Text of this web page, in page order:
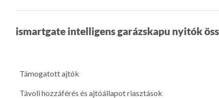
ismartgate intelligens garázskapu nyitók
Támogatott ajtók
Távoli hozzáférés és ajtóállapot riasztások